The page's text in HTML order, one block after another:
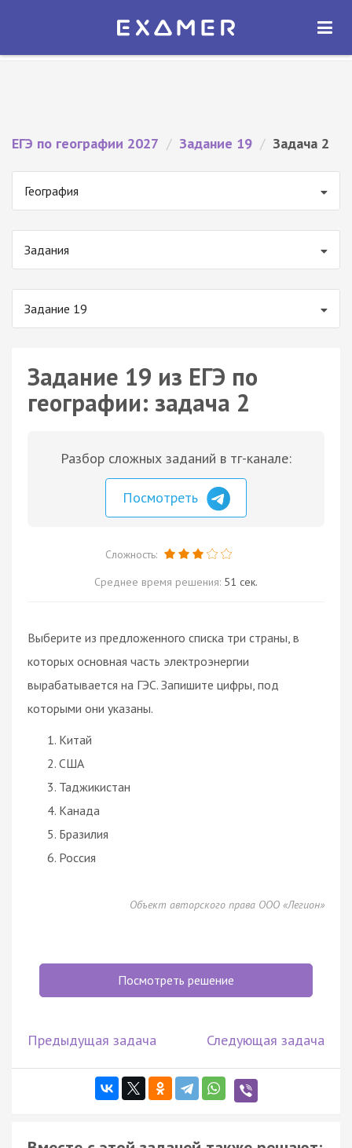
Экзамер — ЕГЭ 2027
ОТКРЫТЬ
ЕГЭ по географии 2027 / Задание 19 / Задача 2
География
Задания
Задание 19
Задание 19 из ЕГЭ по
географии: задача 2
Разбор сложных заданий в тг-канале:
Посмотреть
Сложность:
Среднее время решения: 51 сек.
Выберите из предложенного списка три страны, в
которых основная часть электроэнергии
вырабатывается на ГЭС. Запишите цифры, под
которыми они указаны.
Китай
США
Таджикистан
Канада
Бразилия
Россия
Объект авторского права ООО «Легион»
Посмотреть решение
Предыдущая задача Следующая задача